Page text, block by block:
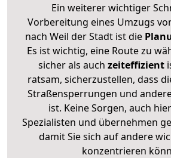
Ein weiterer wichtiger
Vorbereitung eines Umzugs
nach Weil der Stadt ist die
Es ist wichtig, eine Route zu
sicher als auch zeiteffizient
ratsam, sicherzustellen, dass
Straßensperrungen und
ist. Keine Sorgen, auch
Spezialisten und übernehmen
damit Sie sich auf andere
konzentrieren